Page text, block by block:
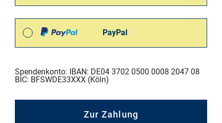
PayPal
Spendenkonto: IBAN: DE04 3702 0500 0008 2047 08
BIC: BFSWDE33XXX (Köln)
Zur Zahlung